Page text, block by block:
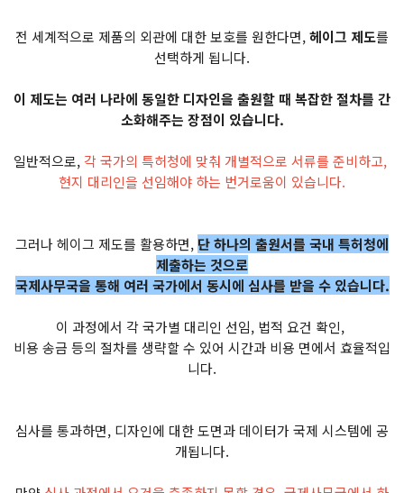
전 세계적으로 제품의 외관에 대한 보호를 원한다면,헤이그 제도를
선택하게 됩니다.
이 제도는 여러 나라에 동일한 디자인을 출원할 때 복잡한 절차를 간
소화해주는 장점이 있습니다.
일반적으로, 각 국가의 특허청에 맞춰 개별적으로 서류를 준비하고,
현지 대리인을 선임해야 하는 번거로움이 있습니다.
그러나 헤이그 제도를 활용하면, 단 하나의 출원서를 국내 특허청에
제출하는 것으로
국제사무국을 통해 여러 국가에서 동시에 심사를 받을 수 있습니다.​
이 과정에서 각 국가별 대리인 선임, 법적 요건 확인,
비용 송금 등의 절차를 생략할 수 있어 시간과 비용 면에서 효율적입
니다.
심사를 통과하면, 디자인에 대한 도면과 데이터가 국제 시스템에 공
개됩니다.